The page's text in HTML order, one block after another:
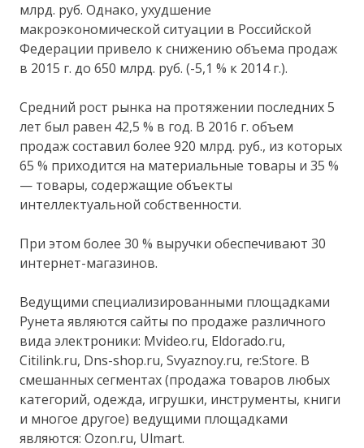
млрд. руб. Однако, ухудшение
макроэкономической ситуации в Российской
Федерации привело к снижению объема продаж
в 2015 г. до 650 млрд. руб. (-5,1 % к 2014 г.).
Средний рост рынка на протяжении последних 5
лет был равен 42,5 % в год. В 2016 г. объем
продаж составил более 920 млрд. руб., из которых
65 % приходится на материальные товары и 35 %
— товары, содержащие объекты
интеллектуальной собственности.
При этом более 30 % выручки обеспечивают 30
интернет-магазинов.
Ведущими специализированными площадками
Рунета являются сайты по продаже различного
вида электроники: Mvideo.ru, Eldorado.ru,
Citilink.ru, Dns-shop.ru, Svyaznoy.ru, re:Store. В
смешанных сегментах (продажа товаров любых
категорий, одежда, игрушки, инструменты, книги
и многое другое) ведущими площадками
являются: Ozon.ru, Ulmart.